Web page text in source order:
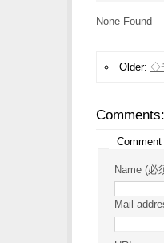
None Found
Older: ◇
Comments:
Comment
Name (必
Mail